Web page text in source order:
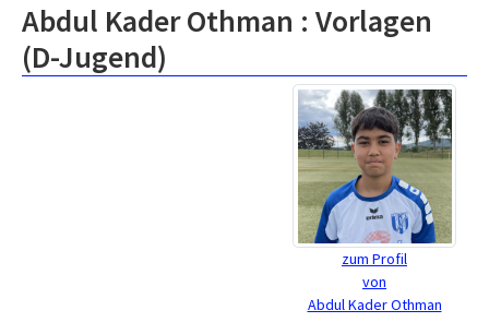
Abdul Kader Othman : Vorlagen
(D-Jugend)
zum Profil
von
Abdul Kader Othman